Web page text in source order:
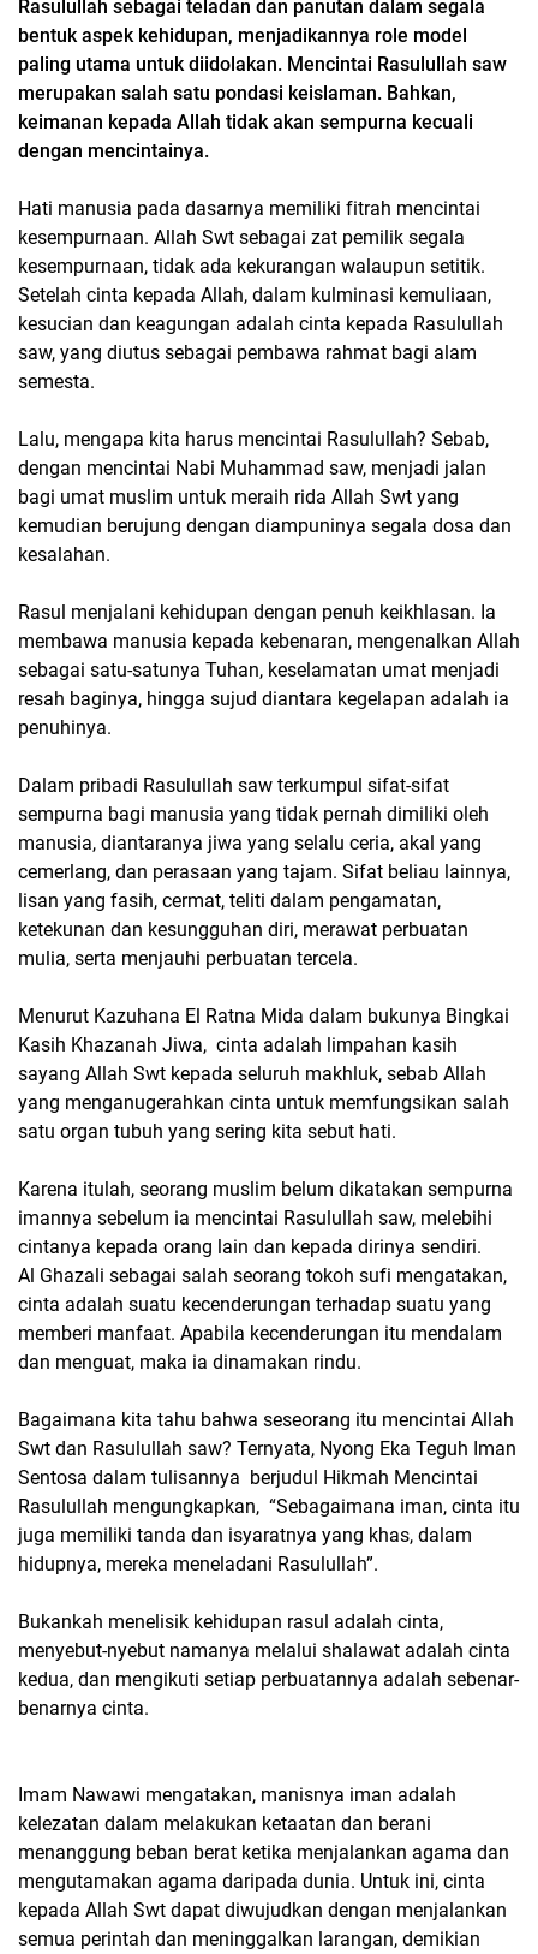
Rasulullah sebagai teladan dan panutan dalam segala
bentuk aspek kehidupan, menjadikannya role model
paling utama untuk diidolakan. Mencintai Rasulullah saw
merupakan salah satu pondasi keislaman. Bahkan,
keimanan kepada Allah tidak akan sempurna kecuali
dengan mencintainya.
Hati manusia pada dasarnya memiliki fitrah mencintai
kesempurnaan. Allah Swt sebagai zat pemilik segala
kesempurnaan, tidak ada kekurangan walaupun setitik.
Setelah cinta kepada Allah, dalam kulminasi kemuliaan,
kesucian dan keagungan adalah cinta kepada Rasulullah
saw, yang diutus sebagai pembawa rahmat bagi alam
semesta.
Lalu, mengapa kita harus mencintai Rasulullah? Sebab,
dengan mencintai Nabi Muhammad saw, menjadi jalan
bagi umat muslim untuk meraih rida Allah Swt yang
kemudian berujung dengan diampuninya segala dosa dan
kesalahan.
Rasul menjalani kehidupan dengan penuh keikhlasan. Ia
membawa manusia kepada kebenaran, mengenalkan Allah
sebagai satu-satunya Tuhan, keselamatan umat menjadi
resah baginya, hingga sujud diantara kegelapan adalah ia
penuhinya.
Dalam pribadi Rasulullah saw terkumpul sifat-sifat
sempurna bagi manusia yang tidak pernah dimiliki oleh
manusia, diantaranya jiwa yang selalu ceria, akal yang
cemerlang, dan perasaan yang tajam. Sifat beliau lainnya,
lisan yang fasih, cermat, teliti dalam pengamatan,
ketekunan dan kesungguhan diri, merawat perbuatan
mulia, serta menjauhi perbuatan tercela.
Menurut Kazuhana El Ratna Mida dalam bukunya Bingkai
Kasih Khazanah Jiwa, cinta adalah limpahan kasih
sayang Allah Swt kepada seluruh makhluk, sebab Allah
yang menganugerahkan cinta untuk memfungsikan salah
satu organ tubuh yang sering kita sebut hati.
Karena itulah, seorang muslim belum dikatakan sempurna
imannya sebelum ia mencintai Rasulullah saw, melebihi
cintanya kepada orang lain dan kepada dirinya sendiri.
Al Ghazali sebagai salah seorang tokoh sufi mengatakan,
cinta adalah suatu kecenderungan terhadap suatu yang
memberi manfaat. Apabila kecenderungan itu mendalam
dan menguat, maka ia dinamakan rindu.
Bagaimana kita tahu bahwa seseorang itu mencintai Allah
Swt dan Rasulullah saw? Ternyata, Nyong Eka Teguh Iman
Sentosa dalam tulisannya berjudul Hikmah Mencintai
Rasulullah mengungkapkan, “Sebagaimana iman, cinta itu
juga memiliki tanda dan isyaratnya yang khas, dalam
hidupnya, mereka meneladani Rasulullah”.
Bukankah menelisik kehidupan rasul adalah cinta,
menyebut-nyebut namanya melalui shalawat adalah cinta
kedua, dan mengikuti setiap perbuatannya adalah sebenar-
benarnya cinta.
Imam Nawawi mengatakan, manisnya iman adalah
kelezatan dalam melakukan ketaatan dan berani
menanggung beban berat ketika menjalankan agama dan
mengutamakan agama daripada dunia. Untuk ini, cinta
kepada Allah Swt dapat diwujudkan dengan menjalankan
semua perintah dan meninggalkan larangan, demikian